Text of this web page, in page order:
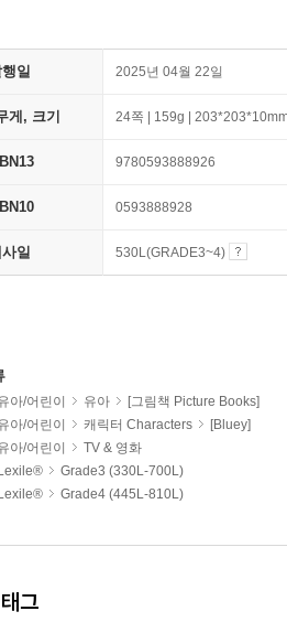
행일 2025년 04월 22일
게, 크기 24쪽 | 159g |
9780593888926
0593888928
사일 530L(GRADE3~4)
아/어린이 유아
[그림책 Picture Books]
아/어린이 캐릭터 Characters
[Bluey]
아/어린이
TV & 영화
Lexile®
Grade3 (330L-700L)
Lexile® Grade4 (445L-810L)
그